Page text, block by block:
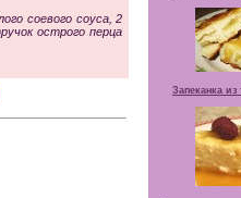
соевого соуса, 2
острого перца
Запеканка